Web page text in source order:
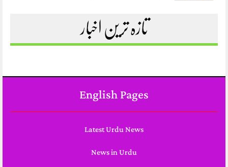
تازہ ترین اخبار
English Pages
Latest Urdu News
News in Urdu